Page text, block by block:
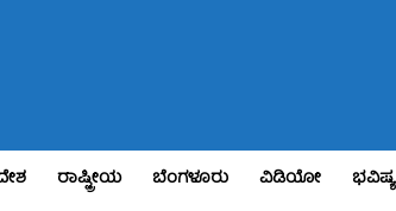
ರಾಷ್ಟ್ರೀಯ ಬೆಂಗಳೂರು ವಿಡಿಯೋ ಭವಿಷ್ಯ